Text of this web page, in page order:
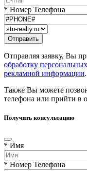
* Номер Телефона
Отправляя заявку, Вы
обработку персональных
рекламной информации.
Также Вы можете
телефона или прийти в
Получить консультацию
* Имя
* Номер Телефона